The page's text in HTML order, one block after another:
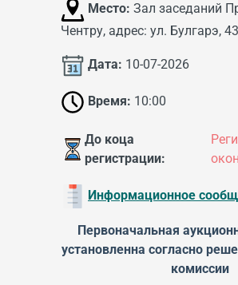
Место: Зал заседаний
Чентру, адрес: ул. Булгарэ, 43
Дата: 10-07-2026
Время: 10:00
До коца
регистрации:
Информационное
Первоначальная
установленна согласно
комиссии